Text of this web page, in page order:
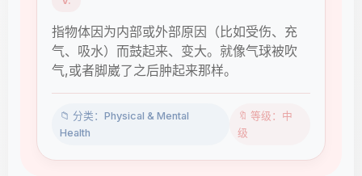
指物体因为内部或外部原因（比如受伤、充
气、吸水）而鼓起来、变大。就像气球被吹
气,或者脚崴了之后肿起来那样。
📁 分类：Physical & Mental
Health
🔖 等级：中
级